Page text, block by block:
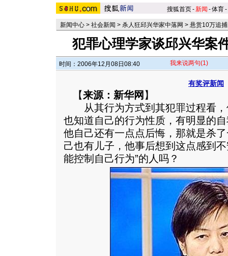
搜狐首页-新闻 -体育-
新闻中心 > 社会新闻 > 杀人狂邱兴华家中落网 > 悬赏10万追
犯罪心理学家谈邱兴华案
时间：2006年12月08日08:40 我来说两句(1)
有奖评新闻
【来源：新华网 】
从其行为方式到其犯罪过程看，
也知道自己的行为性质，有明显的
他自己还有一点点后悔，那就是杀
己也有儿子，他事后想到这点感到
能控制自己行为”的人吗？